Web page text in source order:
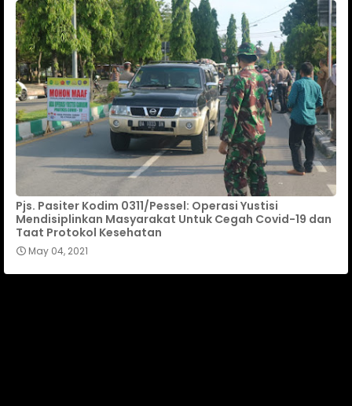
Pjs. Pasiter Kodim 0311/Pessel: Operasi Yustisi
Mendisiplinkan Masyarakat Untuk Cegah Covid-19 dan
Taat Protokol Kesehatan
May 04, 2021